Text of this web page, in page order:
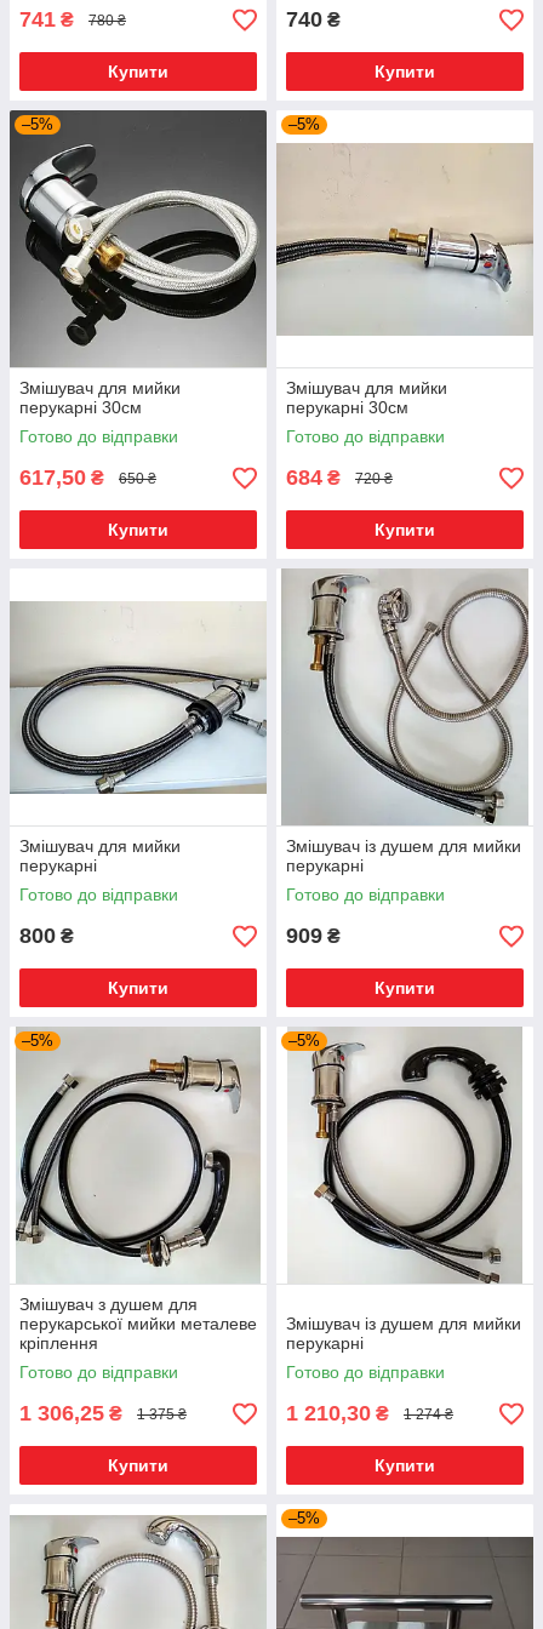
741 ₴ 780 ₴
Купити
740 ₴
Купити
–5%
Змішувач для мийки
перукарні 30см
Готово до відправки
617,50 ₴ 650 ₴
Купити
–5%
Змішувач для мийки
перукарні 30см
Готово до відправки
684 ₴ 720 ₴
Купити
Змішувач для мийки
перукарні
Готово до відправки
800 ₴
Купити
Змішувач із душем для мийки
перукарні
Готово до відправки
909 ₴
Купити
–5%
Змішувач з душем для
перукарської мийки металеве
кріплення
Готово до відправки
1 306,25 ₴ 1 375 ₴
Купити
–5%
Змішувач із душем для мийки
перукарні
Готово до відправки
1 210,30 ₴ 1 274 ₴
Купити
–5%